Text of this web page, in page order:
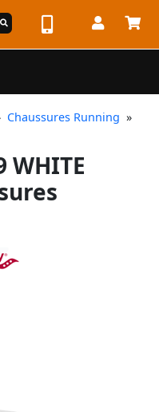
Chaussures Running »
WHITE